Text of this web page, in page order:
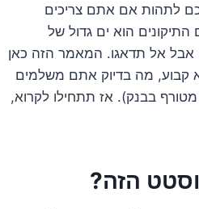
לתהות אם אתם צריכים
הוא ים גדול של
אל תדאגו. המאמר הזה כאן
קבוע, מה בדיוק אתם משלמים
בבנק). אז תתחילו לקרוא,
הזה?